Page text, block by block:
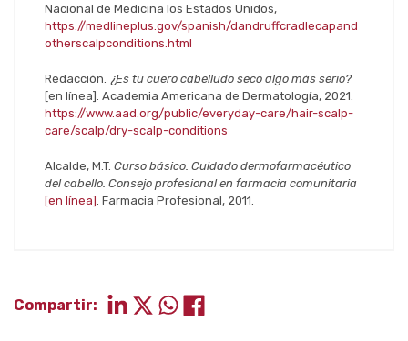
Nacional de Medicina los Estados Unidos,
https://medlineplus.gov/spanish/dandruffcradlecapand
otherscalpconditions.html
Redacción. ¿Es tu cuero cabelludo seco algo más serio?
[en línea]. Academia Americana de Dermatología, 2021.
https://www.aad.org/public/everyday-care/hair-scalp-
care/scalp/dry-scalp-conditions
Alcalde, M.T. Curso básico. Cuidado dermofarmacéutico
del cabello. Consejo profesional en farmacia comunitaria
[en línea] . Farmacia Profesional, 2011.
Compartir: